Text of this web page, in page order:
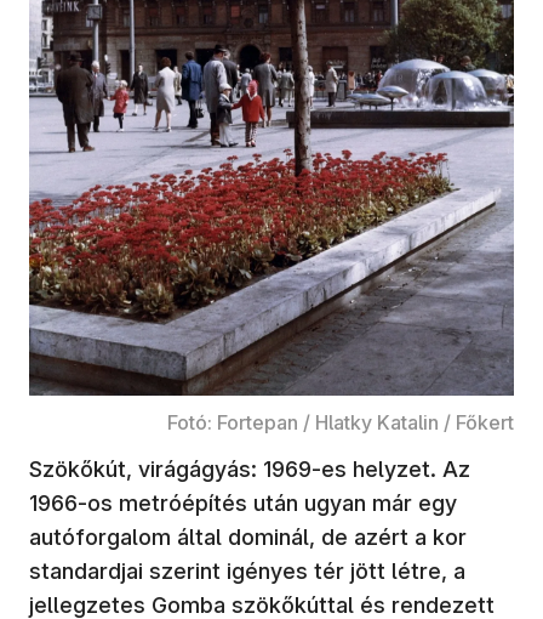
Fotó: Fortepan / Hlatky Katalin / Főkert
Szökőkút, virágágyás: 1969-es helyzet. Az
1966-os metróépítés után ugyan már egy
autóforgalom által dominál, de azért a kor
standardjai szerint igényes tér jött létre, a
jellegzetes Gomba szökőkúttal és rendezett